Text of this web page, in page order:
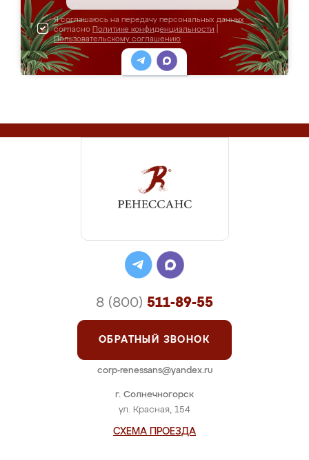
Я соглашаюсь на передачу персональных данных
согласно Политике конфиденциальности
Пользовательскому соглашению
г. Солнечногорск
ул. Красная, 154
СХЕМА ПРОЕЗДА
8 (800) 511-89-55
ОБРАТНЫЙ ЗВОНОК
corp-renessans@yandex.ru